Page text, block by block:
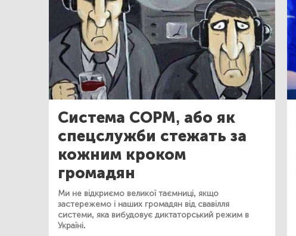
Система СОРМ, або як
спецслужби стежать за
кожним кроком
громадян
Ми не відкриємо великої таємниці, якщо
застережемо і наших громадян від свавілля
системи, яка вибудовує диктаторський режим в
Україні.